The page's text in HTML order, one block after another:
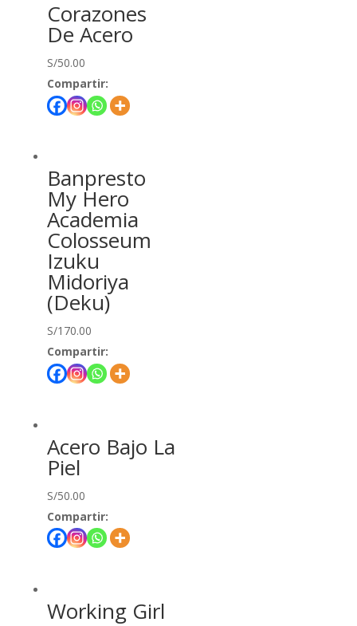
Corazones
De Acero
S/50.00
Compartir:
Banpresto
My Hero
Academia
Colosseum
Izuku
Midoriya
(Deku)
S/170.00
Compartir:
Acero Bajo La
Piel
S/50.00
Compartir:
Working Girl